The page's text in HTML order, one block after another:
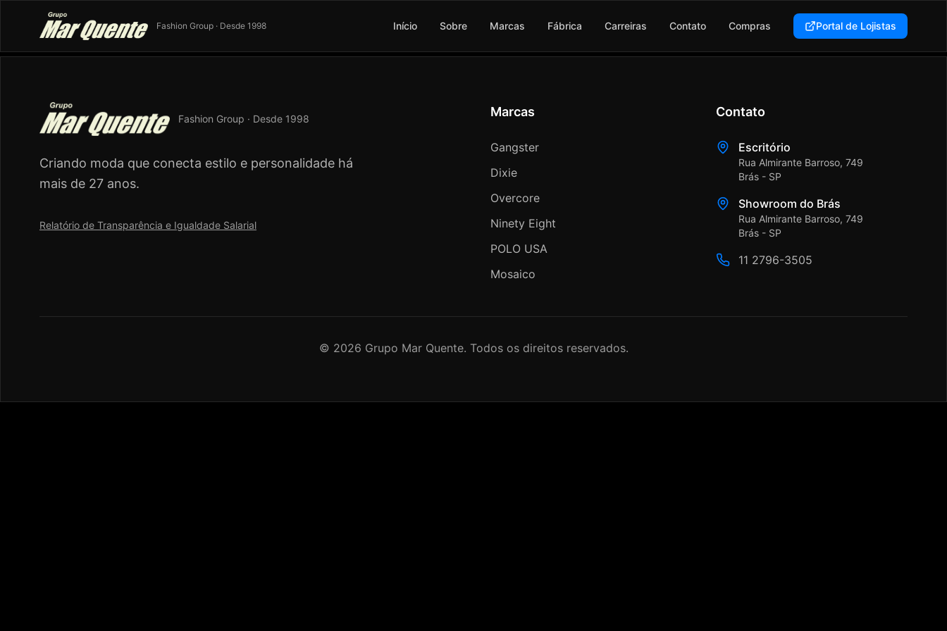
Fashion Group · Desde 1998 Início Sobre Marcas Fábrica Carreiras Contato Compras Portal de Lojistas
Fashion Group · Desde 1998
Criando moda que conecta estilo e personalidade há
mais de 27 anos.
Relatório de Transparência e Igualdade Salarial
Marcas
Gangster
Dixie
Overcore
Ninety Eight
POLO USA
Mosaico
Contato
Escritório
Rua Almirante Barroso, 749
Brás - SP
Showroom do Brás
Rua Almirante Barroso, 749
Brás - SP
11 2796-3505
© 2026 Grupo Mar Quente. Todos os direitos reservados.